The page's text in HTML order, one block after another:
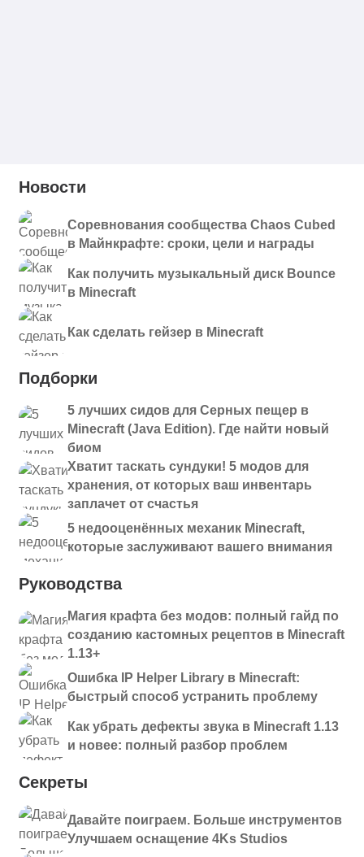
Новости
Соревнования сообщества Chaos Cubed
в Майнкрафте: сроки, цели и награды
Как получить музыкальный диск Bounce
в Minecraft
Как сделать гейзер в Minecraft
Подборки
5 лучших сидов для Серных пещер в
Minecraft (Java Edition). Где найти новый
биом
Хватит таскать сундуки! 5 модов для
хранения, от которых ваш инвентарь
заплачет от счастья
5 недооценённых механик Minecraft,
которые заслуживают вашего внимания
Руководства
Магия крафта без модов: полный гайд по
созданию кастомных рецептов в Minecraft
1.13+
Ошибка IP Helper Library в Minecraft:
быстрый способ устранить проблему
Как убрать дефекты звука в Minecraft 1.13
и новее: полный разбор проблем
Секреты
Давайте поиграем. Больше инструментов
Улучшаем оснащение 4Ks Studios